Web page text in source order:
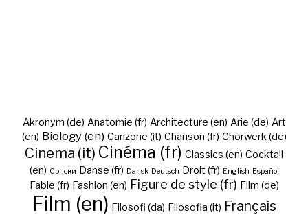
Akronym (de) Anatomie (fr) Architecture (en) Arie (de) Art
(en) Biology (en) Canzone (it) Chanson (fr) Chorwerk (de)
Cinema (it) Cinéma (fr) Classics (en) Cocktail
(en) Cрпски Danse (fr) Dansk Deutsch Droit (fr) English Español
Fable (fr) Fashion (en) Figure de style (fr) Film (de)
Film (en) Filosofi (da) Filosofia (it) Français